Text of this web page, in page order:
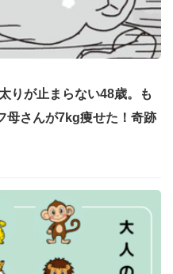
りが止まらない48歳。も
母さんが7kg痩せた！奇跡